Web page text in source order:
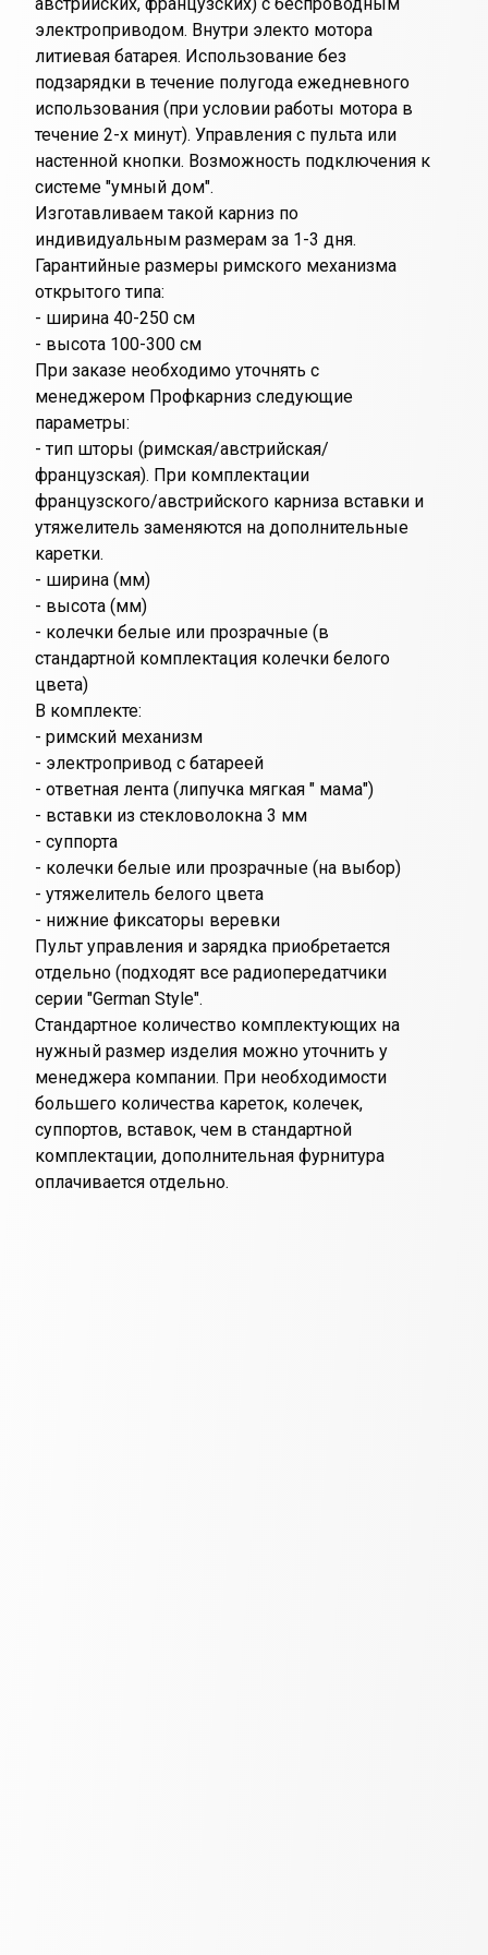
электроприводом. Внутри электо мотора
литиевая батарея. Использование без
подзарядки в течение полугода ежедневного
использования (при условии работы мотора в
течение 2-х минут). Управления с пульта или
настенной кнопки. Возможность подключения к
системе "умный дом".
Изготавливаем такой карниз по
индивидуальным размерам за 1-3 дня.
Гарантийные размеры римского механизма
открытого типа:
- ширина 40-250 см
- высота 100-300 см
При заказе необходимо уточнять с
менеджером Профкарниз следующие
параметры:
- тип шторы (римская/австрийская/
французская). При комплектации
французского/австрийского карниза вставки и
утяжелитель заменяются на дополнительные
каретки.
- ширина (мм)
- высота (мм)
- колечки белые или прозрачные (в
стандартной комплектация колечки белого
цвета)
В комплекте:
- римский механизм
- электропривод с батареей
- ответная лента (липучка мягкая " мама")
- вставки из стекловолокна 3 мм
- суппорта
- колечки белые или прозрачные (на выбор)
- утяжелитель белого цвета
- нижние фиксаторы веревки
Пульт управления и зарядка приобретается
отдельно (подходят все радиопередатчики
серии "German Style".
Стандартное количество комплектующих на
нужный размер изделия можно уточнить у
менеджера компании. При необходимости
большего количества кареток, колечек,
суппортов, вставок, чем в стандартной
комплектации, дополнительная фурнитура
оплачивается отдельно.